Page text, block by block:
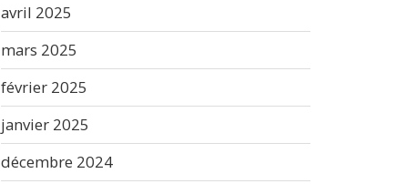
avril 2025
mars 2025
février 2025
janvier 2025
décembre 2024